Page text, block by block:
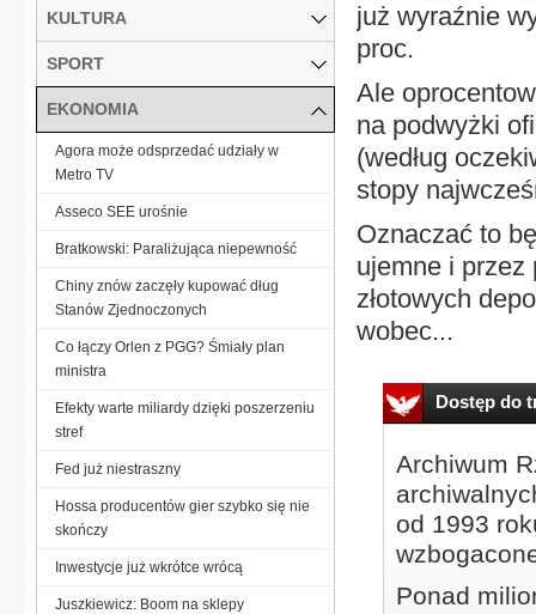
już wyraźnie
proc.
Ale
na podwyżki
(według
stopy
Oznaczać to
ujemne i przez
złotowych
wobec...
Dostęp do
Archiwum
od 1993
Ponad
KULTURA
SPORT
EKONOMIA
Agora może odsprzedać udziały w
Metro TV
Asseco SEE urośnie
Bratkowski: Paraliżująca niepewność
Chiny znów zaczęły kupować dług
Stanów Zjednoczonych
Co łączy Orlen z PGG? Śmiały plan
ministra
Efekty warte miliardy dzięki poszerzeniu
stref
Fed już niestraszny
Hossa producentów gier szybko się nie
skończy
Inwestycje już wkrótce wrócą
Juszkiewicz: Boom na sklepy